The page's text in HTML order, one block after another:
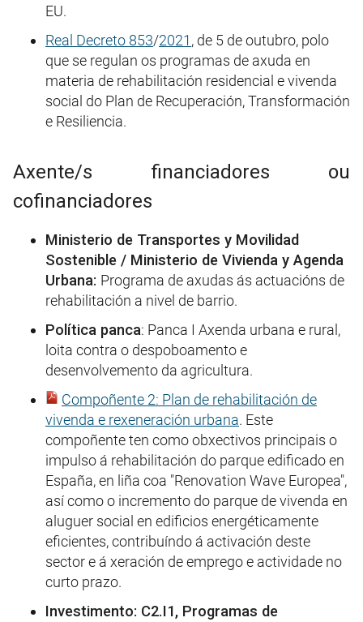
EU.
Real Decreto 853/2021, de 5 de outubro, polo
que se regulan os programas de axuda en
materia de rehabilitación residencial e vivenda
social do Plan de Recuperación, Transformación
e Resiliencia.
Axente/s financiadores ou
cofinanciadores
Ministerio de Transportes y Movilidad
Sostenible / Ministerio de Vivienda y Agenda
Urbana: Programa de axudas ás actuacións de
rehabilitación a nivel de barrio.
Política panca: Panca I Axenda urbana e rural,
loita contra o despoboamento e
desenvolvemento da agricultura.
Compoñente 2: Plan de rehabilitación de
vivenda e rexeneración urbana. Este
compoñente ten como obxectivos principais o
impulso á rehabilitación do parque edificado en
España, en liña coa "Renovation Wave Europea",
así como o incremento do parque de vivenda en
aluguer social en edificios energéticamente
eficientes, contribuíndo á activación deste
sector e á xeración de emprego e actividade no
curto prazo.
Investimento: C2.I1, Programas de